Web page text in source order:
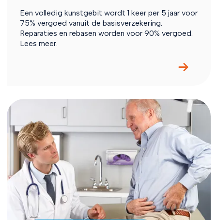
Een volledig kunstgebit wordt 1 keer per 5 jaar voor
75% vergoed vanuit de basisverzekering.
Reparaties en rebasen worden voor 90% vergoed.
Lees meer.